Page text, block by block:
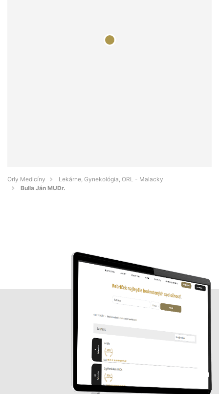
Orly Medicíny
Lekárne, Gynekológia, ORL - Malacky
Bulla Ján MUDr.